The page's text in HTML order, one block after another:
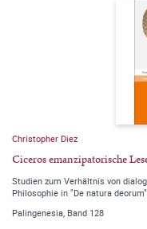
Christopher Diez
Ciceros emanzipatorische
Studien zum Verhältnis von
Philosophie in "De natura deorum"
Palingenesia, Band 128